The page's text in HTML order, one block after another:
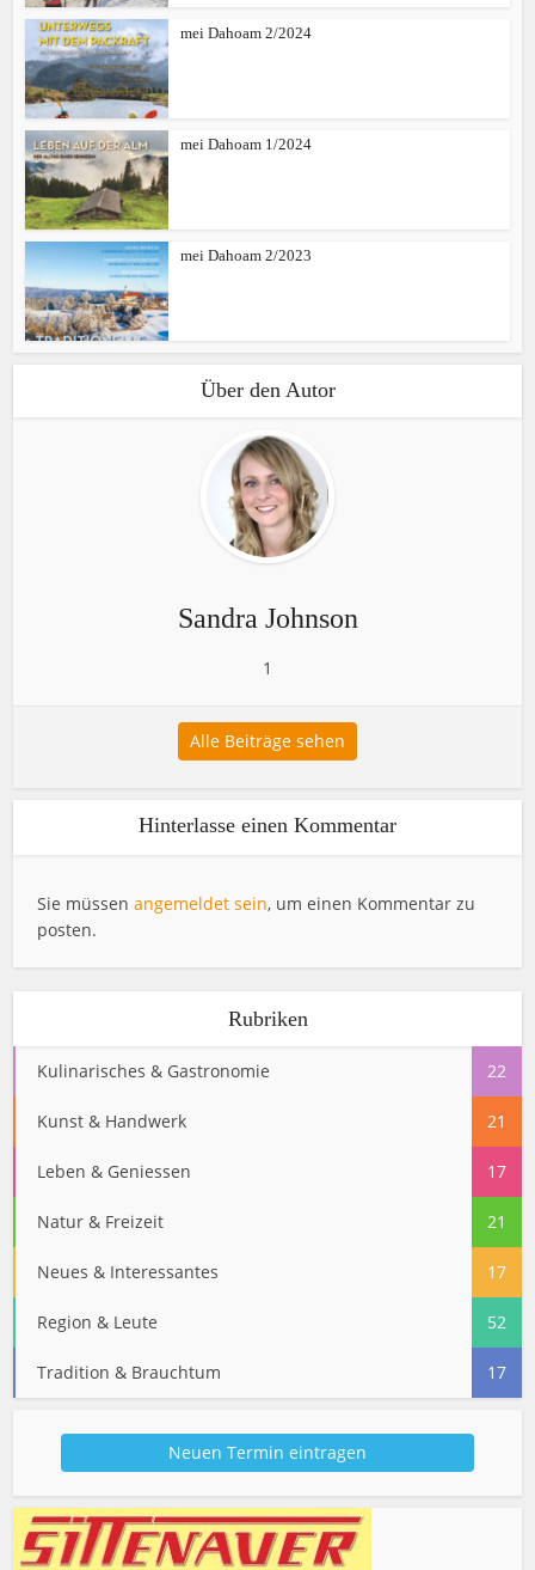
mei Dahoam 2/2024
mei Dahoam 1/2024
mei Dahoam 2/2023
Über den Autor
Sandra Johnson
1
Alle Beiträge sehen
Hinterlasse einen Kommentar
Sie müssenangemeldet sein, um einen Kommentar zu
posten.
Rubriken
Kulinarisches & Gastronomie 22
Kunst & Handwerk 21
Leben & Geniessen 17
Natur & Freizeit 21
Neues & Interessantes 17
Region & Leute 52
Tradition & Brauchtum 17
Neuen Termin eintragen